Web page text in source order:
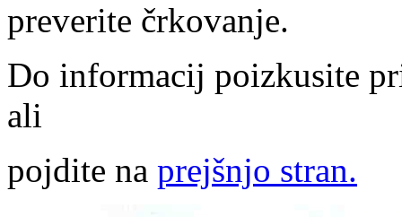
preverite črkovanje.
Do informacij poizkusite
ali
pojdite na prejšnjo stran.